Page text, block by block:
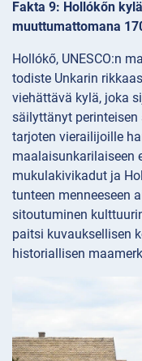
Fakta 9: Hollókőn
muuttumattomana
Hollókő, UNESCO:n
todiste Unkarin
viehättävä kylä, joka
säilyttänyt
tarjoten vierailijoille
maalaisunkarilaiseen
mukulakivikadut ja
tunteen menneeseen
sitoutuminen
paitsi kuvauksellisen
historiallisen